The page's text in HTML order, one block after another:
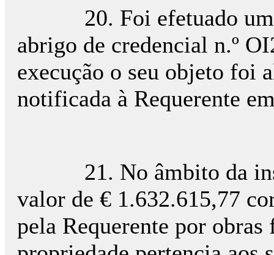
20. Foi efetuado um
abrigo de credencial n.º
execução o seu objeto foi
notificada à Requerente
21. No âmbito da
valor de € 1.632.615,77
pela Requerente por